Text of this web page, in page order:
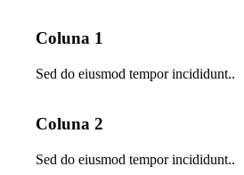
Coluna 1
Sed do eiusmod tempor incididunt..
Coluna 2
Sed do eiusmod tempor incididunt..